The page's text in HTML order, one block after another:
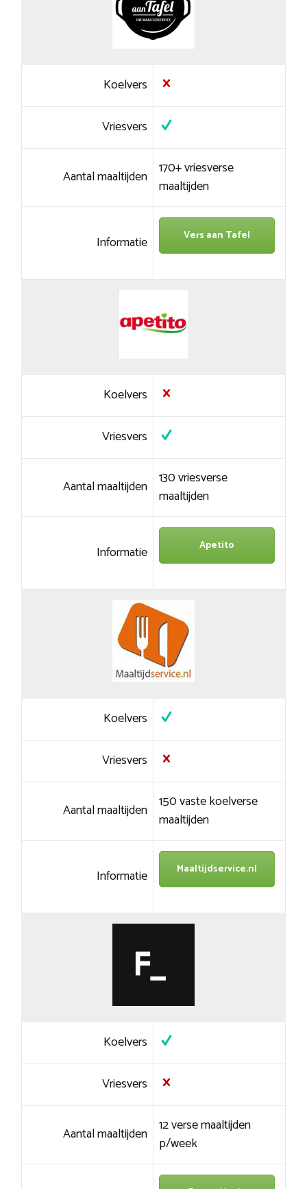
Koelvers
Vriesvers
Aantal maaltijden 170+ vriesverse
maaltijden
Informatie Vers aan Tafel
Koelvers
Vriesvers
Aantal maaltijden 130 vriesverse
maaltijden
Informatie Apetito
Koelvers
Vriesvers
Aantal maaltijden 150 vaste koelverse
maaltijden
Informatie Maaltijdservice.nl
Koelvers
Vriesvers
Aantal maaltijden 12 verse maaltijden
p/week